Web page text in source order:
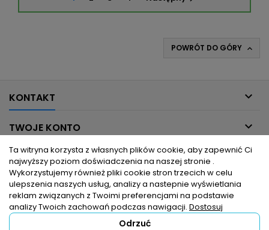
POWRÓT DO GÓRY 
KONTAKT 
TWOJE KONTO 
INFORMACJE DLA CIEBIE 
PRODUKTY
Ta witryna korzysta z własnych plików cookie, aby zapewnić Ci
najwyższy poziom doświadczenia na naszej stronie .
Wykorzystujemy również pliki cookie stron trzecich w celu
ulepszenia naszych usług, analizy a nastepnie wyświetlania
reklam związanych z Twoimi preferencjami na podstawie
analizy Twoich zachowań podczas nawigacji. Dostosuj
Odrzuć